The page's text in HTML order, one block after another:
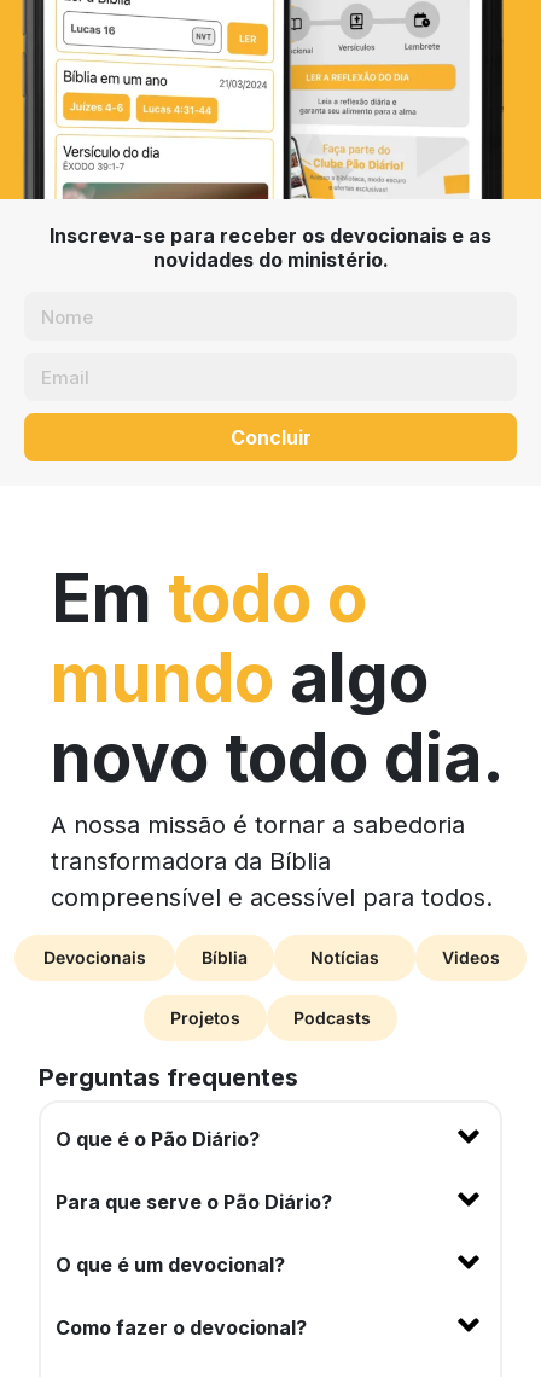
Inscreva-se para receber os devocionais e as
novidades do ministério.
Concluir
Em todo o
mundo algo
novo todo dia.
A nossa missão é tornar a sabedoria
transformadora da Bíblia
compreensível e acessível para todos.
Devocionais Bíblia Notícias Videos
Projetos Podcasts
Perguntas frequentes
O que é o Pão Diário?
Para que serve o Pão Diário?
O que é um devocional?
Como fazer o devocional?